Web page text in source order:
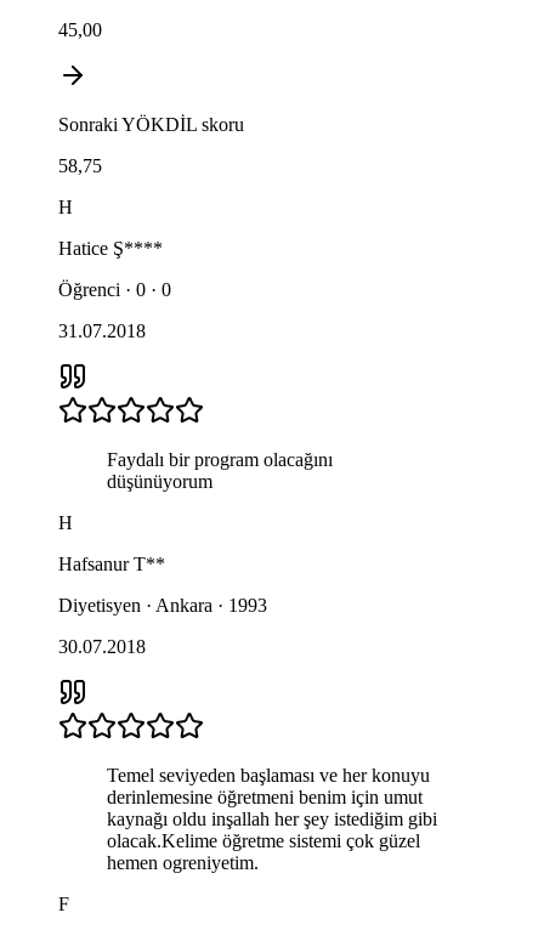
45,00
Sonraki YÖKDİL skoru
58,75
H
Hatice Ş****
Öğrenci · 0 · 0
31.07.2018
Faydalı bir program olacağını
düşünüyorum
H
Hafsanur T**
Diyetisyen · Ankara · 1993
30.07.2018
Temel seviyeden başlaması ve her konuyu
derinlemesine öğretmeni benim için umut
kaynağı oldu inşallah her şey istediğim gibi
olacak.Kelime öğretme sistemi çok güzel
hemen ogreniyetim.
F